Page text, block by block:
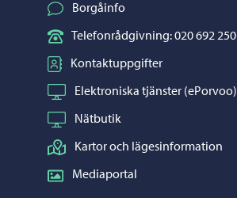
Borgåinfo
Telefonrådgivning: 020 692 250
Kontaktuppgifter
Elektroniska tjänster (ePorvoo)
Nätbutik
Kartor och lägesinformation
Mediaportal